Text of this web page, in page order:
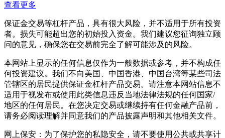
查看更多
保证金交易等杠杆产品，具有很大风险，并不适用于所有投资
者。损失可能超出您的初始投入资金。我们建议您征询独立顾
问的意见，确保您在交易前完全了解可能涉及的风险。
本网站上显示的任何信息仅作为一般数据或参考，并不构成任
何投资建议。我们不向美国、中国香港、中国台湾等某些司法
管辖区的居民提供保证金杠杆产品交易。请注意本网站信息不
适用于视发布或使用此类信息违反当地法律法规的任何国家/
地区的任何居民。在您决定交易或继续持有任何金融产品前，
请务必阅读理解并同意我们的产品披露声明和其他相关文件。
网上保安：为了保护您的私隐安全，请不要使用公共或共享计